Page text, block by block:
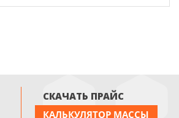
СКАЧАТЬ ПРАЙС
КАЛЬКУЛЯТОР МАССЫ